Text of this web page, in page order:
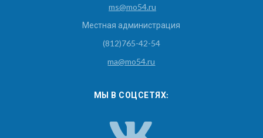
ms@mo54.ru
Местная администрация
(812)765-42-54
ma@mo54.ru
МЫ В СОЦСЕТЯХ: